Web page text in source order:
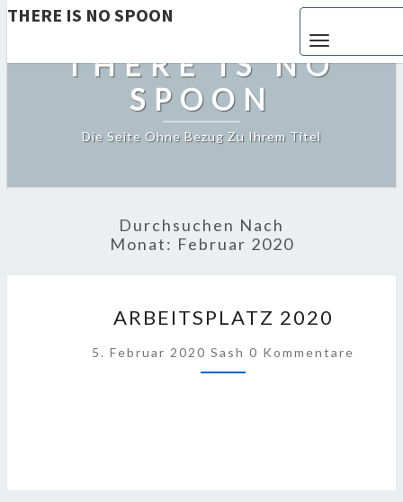
THERE IS NO SPOON
THERE IS NO
SPOON
Die Seite Ohne Bezug Zu Ihrem Titel
Durchsuchen Nach
Monat: Februar 2020
2020
ARBEITSPLATZ 2020
5. Februar 2020 Sash Kommentare
0 Kommentare